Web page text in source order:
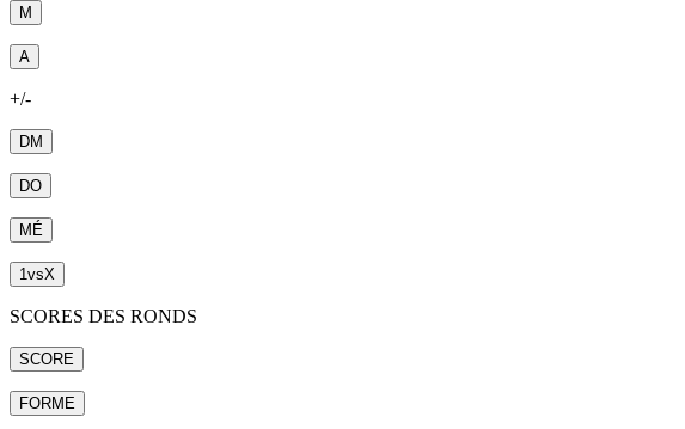
M
A
+/-
DM
DO
MÉ
1vsX
SCORES DES RONDS
SCORE
FORME